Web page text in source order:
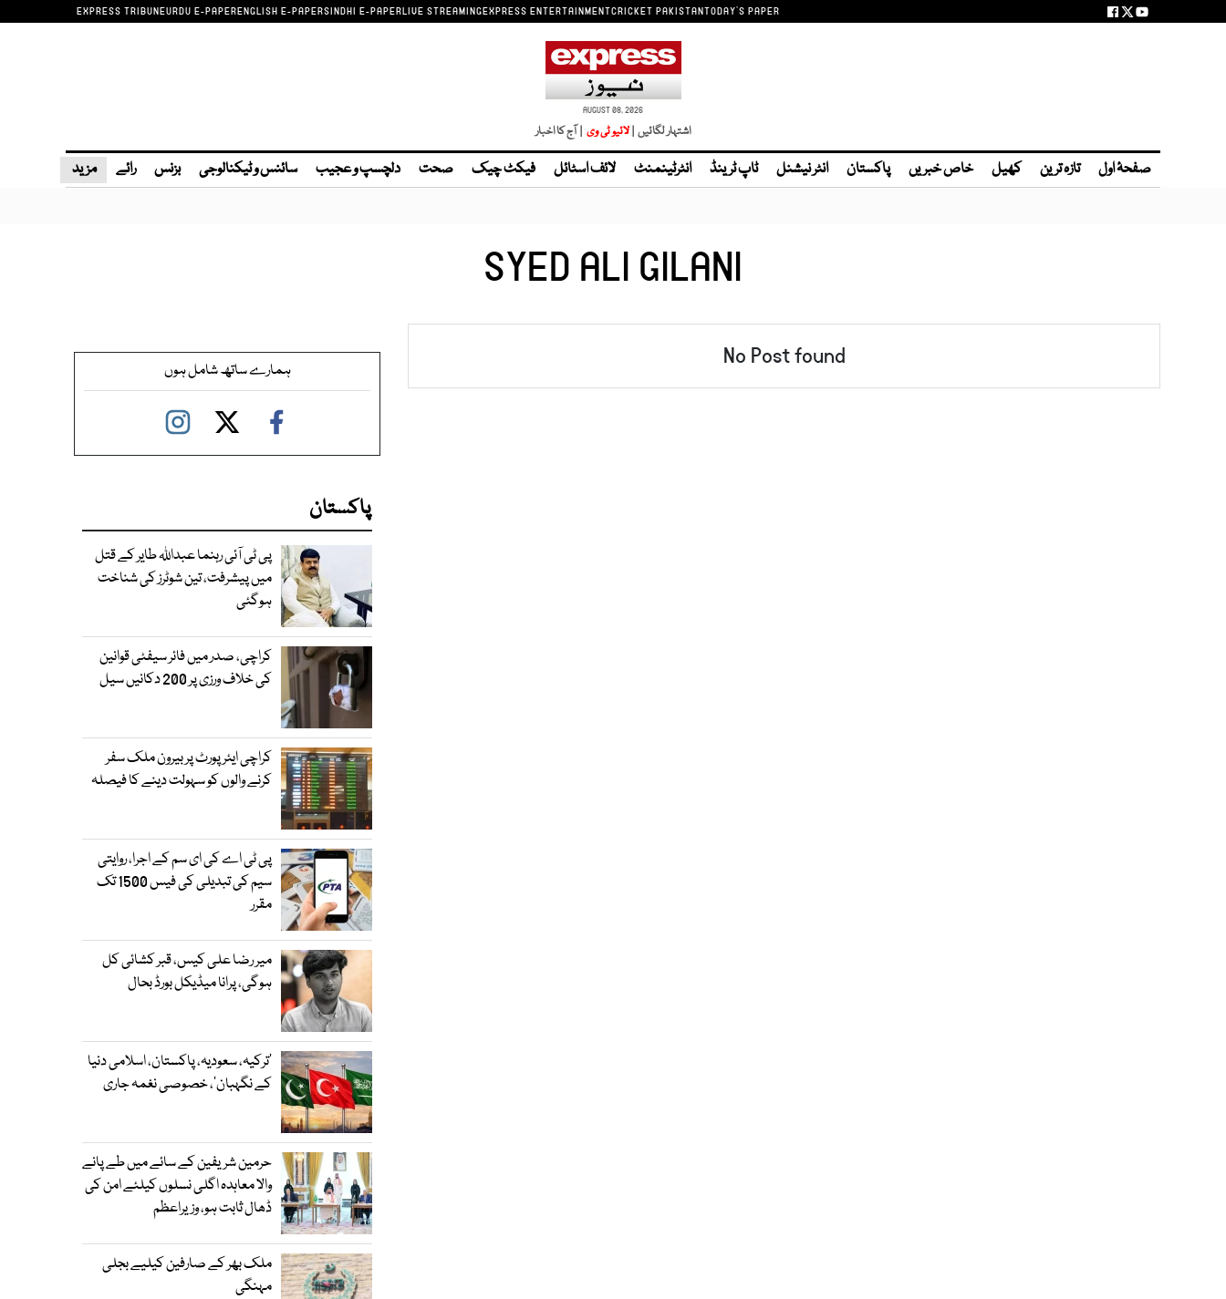
EXPRESS TRIBUNEURDU E-PAPERENGLISH E-PAPERSINDHI E-PAPERLIVE STREAMINGEXPRESS ENTERTAINMENTCRICKET PAKISTANTODAY'S PAPER
AUGUST 08, 2026
اشتہار لگائیں | | آج کا اخبار
صفحۂ اول تازہ ترین کھیل خاص خبریں پاکستان انٹر نیشنل ٹاپ ٹرینڈ انٹرٹینمنٹ لائف اسٹائل فیکٹ چیک صحت دلچسپ و عجیب سائنس و ٹیکنالوجی بزنس رائے مزید
SYED ALI GILANI
No Post found ہمارے ساتھ شامل ہوں
پاکستان
پی ٹی آئی رہنما عبداللہ طایر کے قتل
میں پیشرفت، تین شوٹرز کی شناخت
ہوگئی
کراچی، صدر میں فائر سیفٹی قوانین
کی خلاف ورزی پر 200 دکانیں سیل
کراچی ایئرپورٹ پر بیرون ملک سفر
کرنے والوں کو سہولت دینے کا فیصلہ
پی ٹی اے کی ای سم کے اجرا، روایتی
سیم کی تبدیلی کی فیس 1500 تک
مقرر
میر رضا علی کیس، قبر کشائی کل
ہوگی، پرانا میڈیکل بورڈ بحال
‘ترکیہ، سعودیہ، پاکستان، اسلامی دنیا
کے نگہبان’، خصوصی نغمہ جاری
حرمین شریفین کے سائے میں طے پانے
والا معاہدہ اگلی نسلوں کیلئے امن کی
ڈھال ثابت ہو، وزیراعظم
ملک بھر کے صارفین کیلیے بجلی
مہنگی